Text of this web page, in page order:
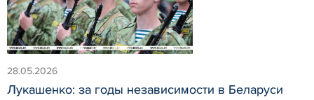
28.05.2026
Лукашенко: за годы независимости в Беларуси